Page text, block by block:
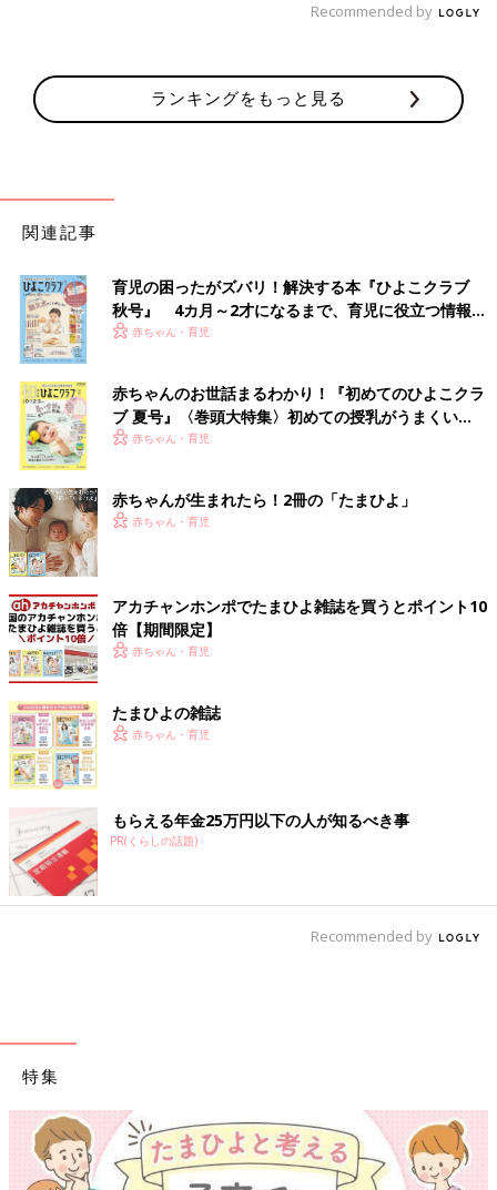
Recommended by
ランキングをもっと見る
関連記事
育児の困ったがズバリ！解決する本『ひよこクラブ
秋号』 4カ月～2才になるまで、育児に役立つ情報が
いっぱい！
赤ちゃん・育児
赤ちゃんのお世話まるわかり！『初めてのひよこクラ
ブ 夏号』〈巻頭大特集〉初めての授乳がうまくい
く！ おっぱい・ミルクの基本と夏のトラブル 解決テ
赤ちゃん・育児
赤ちゃんが生まれたら！2冊の「たまひよ」
赤ちゃん・育児
アカチャンホンポでたまひよ雑誌を買うとポイント10
倍【期間限定】
赤ちゃん・育児
たまひよの雑誌
赤ちゃん・育児
もらえる年金25万円以下の人が知るべき事
PR(くらしの話題)
Recommended by
特集